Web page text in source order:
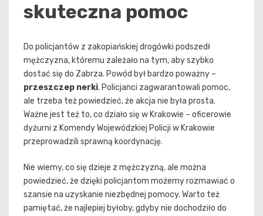
skuteczna pomoc
Do policjantów z zakopiańskiej drogówki podszedł
mężczyzna, któremu zależało na tym, aby szybko
dostać się do Zabrza. Powód był bardzo poważny –
przeszczep nerki. Policjanci zagwarantowali pomoc,
ale trzeba też powiedzieć, że akcja nie była prosta.
Ważne jest też to, co działo się w Krakowie – oficerowie
dyżurni z Komendy Wojewódzkiej Policji w Krakowie
przeprowadzili sprawną koordynację.
Nie wiemy, co się dzieje z mężczyzną, ale można
powiedzieć, że dzięki policjantom możemy rozmawiać o
szansie na uzyskanie niezbędnej pomocy. Warto też
pamiętać, że najlepiej byłoby, gdyby nie dochodziło do